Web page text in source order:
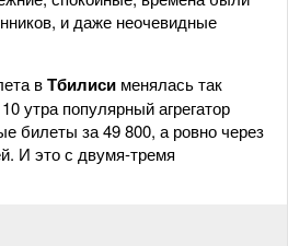
и даже неочевидные
вТбилиси менялась так
утра популярный агрегатор
билеты за 49 800, а ровно через
И это с двумя-тремя